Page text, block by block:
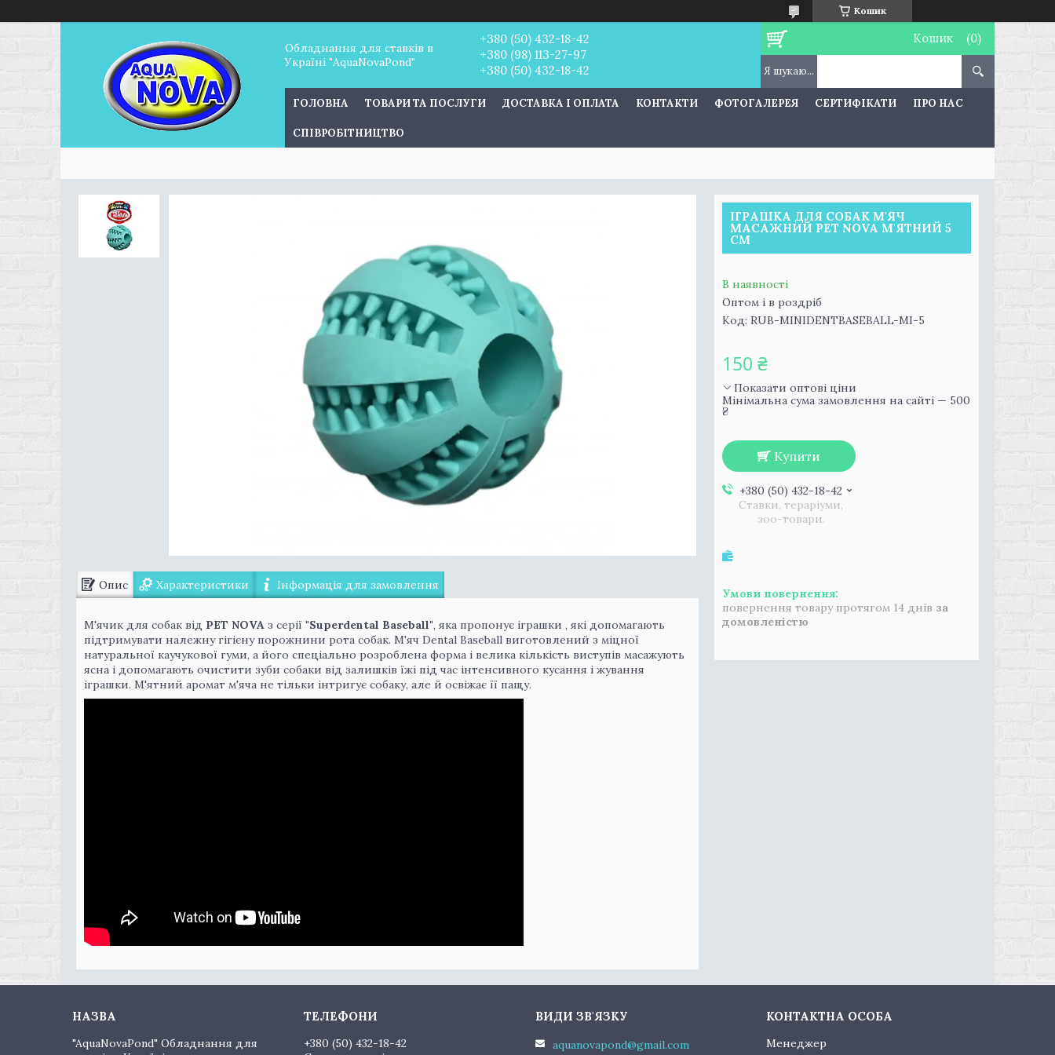
Кошик
Обладнання для ставків в
Україні "AquaNovaPond"
+380 (50) 432-18-42
+380 (98) 113-27-97
+380 (50) 432-18-42
Кошик
ГОЛОВНА ТОВАРИ ТА ПОСЛУГИ ДОСТАВКА І ОПЛАТА КОНТАКТИ ФОТОГАЛЕРЕЯ СЕРТИФІКАТИ ПРО НАС
СПІВРОБІТНИЦТВО
Опис Характеристики Інформація для замовлення
М'ячик для собак від PET NOVA з серії "Superdental Baseball", яка пропонує іграшки , які допомагають
підтримувати належну гігієну порожнини рота собак. М'яч Dental Baseball виготовлений з міцної
натуральної каучукової гуми, а його спеціально розроблена форма і велика кількість виступів масажують
ясна і допомагають очистити зуби собаки від залишків їжі під час інтенсивного кусання і жування
іграшки. М'ятний аромат м'яча не тільки інтригує собаку, але й освіжає її пащу.
ІГРАШКА ДЛЯ СОБАК М'ЯЧ
МАСАЖНИЙ PET NOVA М'ЯТНИЙ 5
СМ
В наявності
Оптом і в роздріб
Код: RUB-MINIDENTBASEBALL-MI-5
150 ₴
Показати оптові ціни
Мінімальна сума замовлення на сайті — 500
₴
Купити
+380 (50) 432-18-42
Ставки, тераріуми,
зоо-товари.
повернення товару протягом 14 днів за
домовленістю
"AquaNovaPond" Обладнання для
+380 (50) 432-18-42
aquanovapond@gmail.com Менеджер